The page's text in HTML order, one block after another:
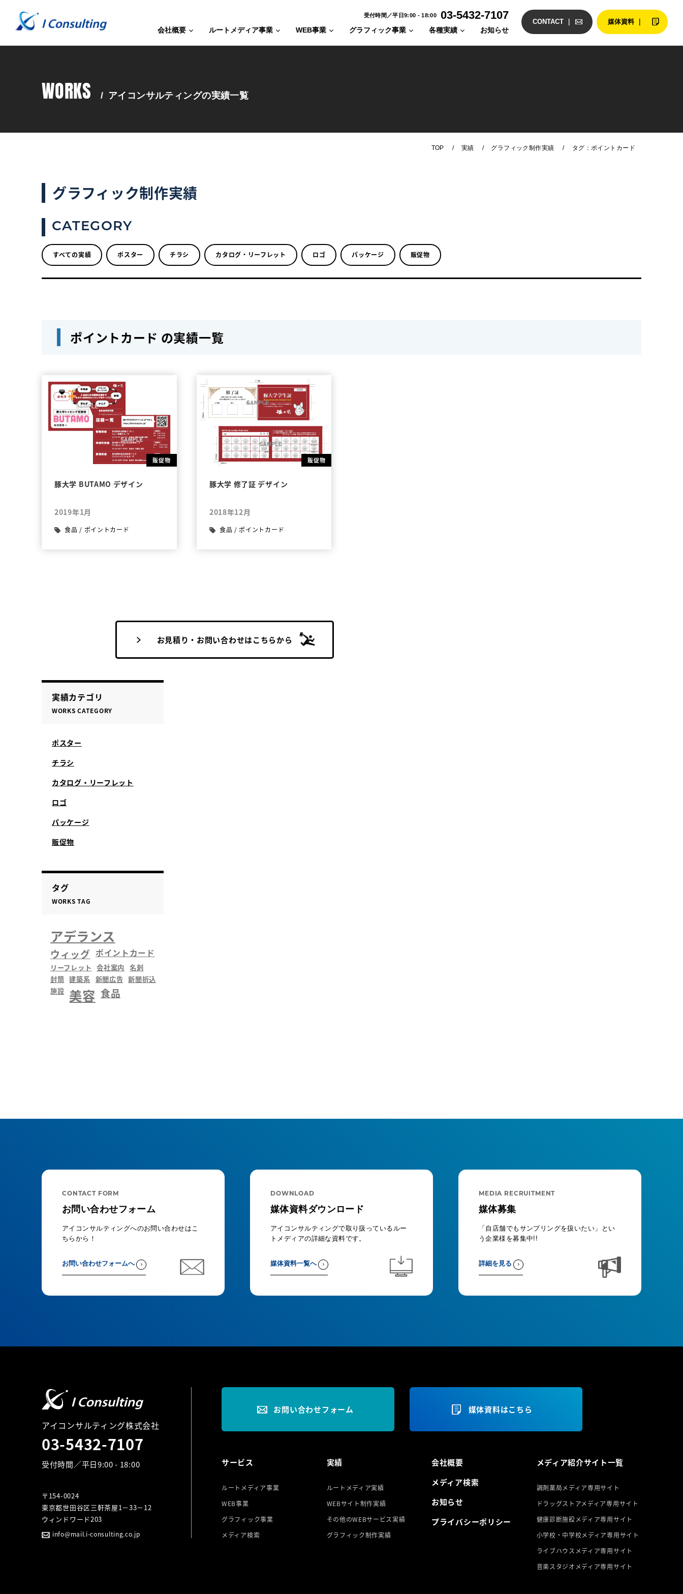
受付時間／平日9:00 - 18:00 03-5432-7107
会社概要 ルートメディア事業 WEB事業 グラフィック事業 各種実績 お知らせ
CONTACT ｜ 媒体資料 ｜
WORKS / アイコンサルティングの実績一覧
TOP / 実績 / グラフィック制作実績 / タグ：ポイントカード
グラフィック制作実績
CATEGORY
すべての実績 ポスター チラシ カタログ・リーフレット ロゴ パッケージ 販促物
ポイントカード の実績一覧
販促物
豚大学 BUTAMO デザイン
2019年1月
食品 / ポイントカード
販促物
豚大学 修了証 デザイン
2018年12月
食品 / ポイントカード
お見積り・お問い合わせはこちらから
実績カテゴリ
WORKS CATEGORY
ポスター
チラシ
カタログ・リーフレット
ロゴ
パッケージ
販促物
タグ
WORKS TAG
アデランス
ウィッグ ポイントカード
リーフレット 会社案内
名刺
封筒 建築系 新聞広告 新聞折込
施設 美容 食品
CONTACT FORM
お問い合わせフォーム
アイコンサルティングへのお問い合わせはこ
ちらから！
お問い合わせフォームへ
DOWNLOAD
媒体資料ダウンロード
アイコンサルティングで取り扱っているルー
トメディアの詳細な資料です。
媒体資料一覧へ
MEDIA RECRUITMENT
媒体募集
「自店舗でもサンプリングを扱いたい」とい
う企業様を募集中!!
詳細を見る
アイコンサルティング株式会社
03-5432-7107
受付時間／平日9:00 - 18:00
〒154-0024
東京都世田谷区三軒茶屋1－33－12
ウィンドワード203
info@mail.i-consulting.co.jp
お問い合わせフォーム 媒体資料はこちら
サービス
ルートメディア事業
WEB事業
グラフィック事業
メディア検索
実績
ルートメディア実績
WEBサイト制作実績
その他のWEBサービス実績
グラフィック制作実績
会社概要
メディア検索
お知らせ
プライバシーポリシー
メディア紹介サイト一覧
調剤薬局メディア専用サイト
ドラッグストアメディア専用サイト
健康診断施設メディア専用サイト
小学校・中学校メディア専用サイト
ライブハウスメディア専用サイト
音楽スタジオメディア専用サイト